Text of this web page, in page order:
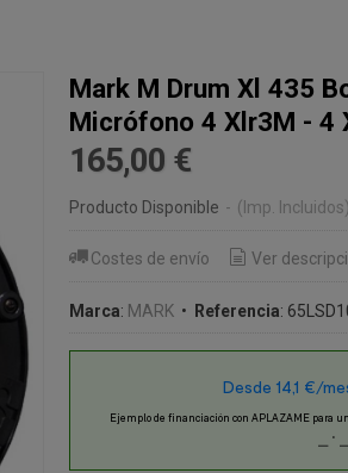
Mark M Drum Xl 435
Micrófono 4 Xlr3M - 4
165,00 €
Producto Disponible - (Imp. Incluidos)
Costes de envío Ver
Marca: MARK• Referencia: